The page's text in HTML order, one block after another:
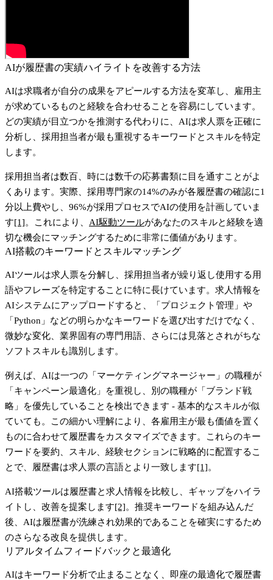
AIが履歴書の実績ハイライトを改善する方法
AIは求職者が自分の成果をアピールする方法を変革し、雇用主
が求めているものと経験を合わせることを容易にしています。
どの実績が目立つかを推測する代わりに、AIは求人票を正確に
分析し、採用担当者が最も重視するキーワードとスキルを特定
します。
採用担当者は数百、時には数千の応募書類に目を通すことがよ
くあります。実際、採用専門家の14%のみが各履歴書の確認に1
分以上費やし、96%が採用プロセスでAIの使用を計画していま
す[1]。これにより、 AI駆動ツールがあなたのスキルと経験を適
切な機会にマッチングするために非常に価値があります。
AI搭載のキーワードとスキルマッチング
AIツールは求人票を分解し、採用担当者が繰り返し使用する用
語やフレーズを特定することに特に長けています。求人情報を
AIシステムにアップロードすると、「プロジェクト管理」や
「Python」などの明らかなキーワードを選び出すだけでなく、
微妙な変化、業界固有の専門用語、さらには見落とされがちな
ソフトスキルも識別します。
例えば、AIは一つの「マーケティングマネージャー」の職種が
「キャンペーン最適化」を重視し、別の職種が「ブランド戦
略」を優先していることを検出できます - 基本的なスキルが似
ていても。この細かい理解により、各雇用主が最も価値を置く
ものに合わせて履歴書をカスタマイズできます。これらのキー
ワードを要約、スキル、経験セクションに戦略的に配置するこ
とで、履歴書は求人票の言語とより一致します[1]。
AI搭載ツールは履歴書と求人情報を比較し、ギャップをハイラ
イトし、改善を提案します[2]。推奨キーワードを組み込んだ
後、AIは履歴書が洗練され効果的であることを確実にするため
のさらなる改良を提供します。
リアルタイムフィードバックと最適化
AIはキーワード分析で止まることなく、即座の最適化で履歴書